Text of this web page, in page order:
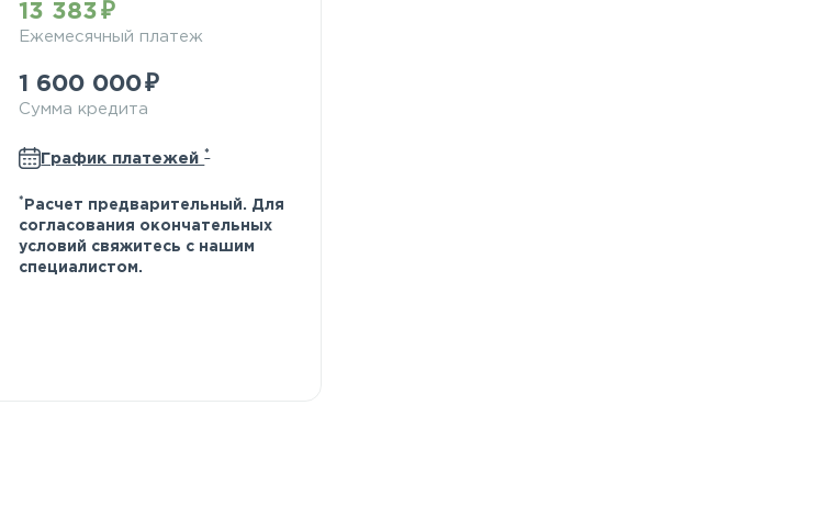
13 383
Ежемесячный платеж
1 600 000
Сумма кредита
График платежей*
* Расчет предварительный. Для
согласования окончательных
условий свяжитесь с нашим
специалистом.